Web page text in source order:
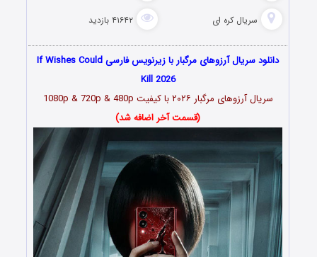
سریال کره ای ۴۱۶۴۲ بازدید
دانلود سریال آرزوهای مرگبار با زیرنویس فارسی If Wishes Could
Kill 2026
سریال آرزوهای مرگبار ۲۰۲۶با کیفیت 1080p & 720p & 480p
(قسمت آخر اضافه شد)